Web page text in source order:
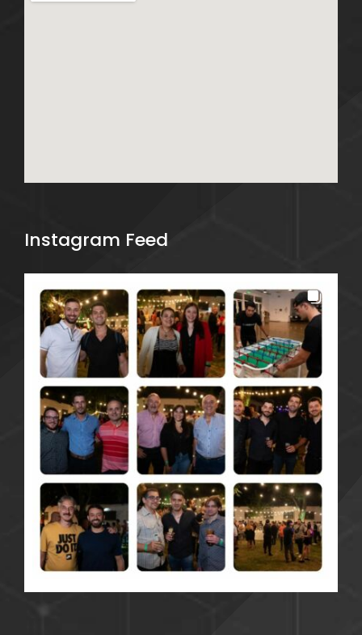
Instagram Feed